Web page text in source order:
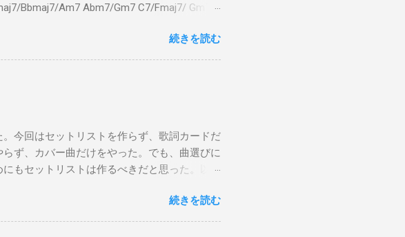
Bbmaj7/Am7 Abm7/Gm7 C7/Fmaj7/ Gm7
なのさ D7 Gm7 C7 Fmaj7 どこへ行く
Fmaj7 先の尖ったシューズ Gm7 C7
Am7 Abm7 こい...
続きを読む
今回はセットリストを作らず、歌詞カードだ
ず、カバー曲だけをやった。でも、曲選びに
もセットリストは作るべきだと思った。以下
。 A change is gonna come Gee, baby, ain't I
Mio 上を向いて歩こう The Dock Of The
続きを読む